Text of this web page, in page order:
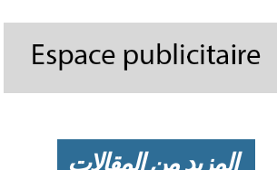
المزيد من المقالات